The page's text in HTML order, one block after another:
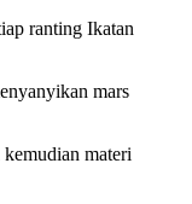
ranting Ikatan
mars
materi